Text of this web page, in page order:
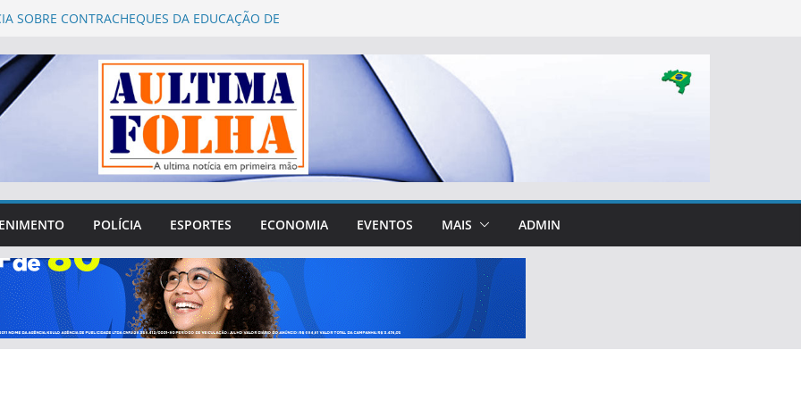
SOBRE CONTRACHEQUES DA EDUCAÇÃO DE
Águas Lindas abre 752 vagas para
presencial de mesários
Municipal de Educação de Águas Lindas
sobre gastos, transparência e
da sociedade
Águas Lindas tenta sair da crise e recuperar
na cidade
reúne lideranças de Águas Lindas e destaca
4 milhões destinados ao município
POLÍCIA ESPORTES ECONOMIA EVENTOS MAIS ADMIN